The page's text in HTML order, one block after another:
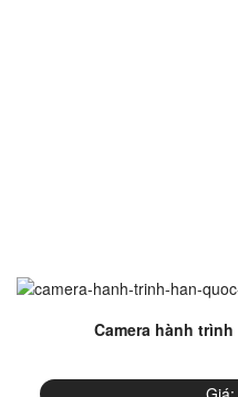
Camera hành